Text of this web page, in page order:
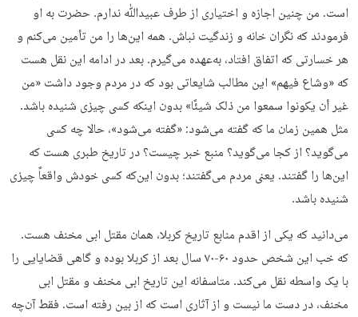
است. من چنین اجازه و اختیاری از طرف عبیدﷲ ندارم. حضرت به او
فرمودند که نگران خانه و زندگیت نباش. همه این‌ها را من تأمین می‌کنم و
هر خسارتی که اتفاق افتاد، به‌عهده می‌گیرم. بعد در ادامه این نقل هست
که «وشاع فیهم» این مطالب شایعاتی بود که در مردم وجود داشت «من
غیر أن یکونوا سمعوا من ذلک شیئًا» بدون اینکه کسی چیزی شنیده باشد.
مثل همین زمان ما که گفته می‌شود: «گفته می‌شود»، حالا چه کسی
می‌گوید؟ از کجا می‌گوید؟ منبع خبر چیست؟ در تاریخ طبری هست که
این‌ها را گفتند. یعنی مردم می‌گفتند؛ بدون این‌که کسی خودش واقعاً چیزی
شنیده باشد.
می‌دانید که یکی از اقدم منابع تاریخ کربلا، همان مقتل ابی مخنف هست.
که خب این شخص حدود ۶۰-۷۰ سال بعد از کربلا بوده و گاهی قضایایی را
با یک واسطه نقل می‌کند. متاسفانه این تاریخ ابی مخنف و مقتل ابی
مخنف، در دست ما نیست و از آثاری است که از بین رفته است. فقط آن‌چه